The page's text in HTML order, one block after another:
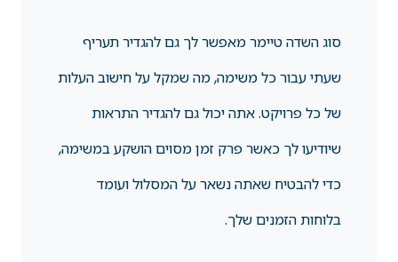
סוג השדה טיימר מאפשר לך גם להגדיר תעריף
שעתי עבור כל משימה, מה שמקל על חישוב העלות
של כל פרויקט. אתה יכול גם להגדיר התראות
שיודיעו לך כאשר פרק זמן מסוים הושקע במשימה,
כדי להבטיח שאתה נשאר על המסלול ועומד
בלוחות הזמנים שלך.